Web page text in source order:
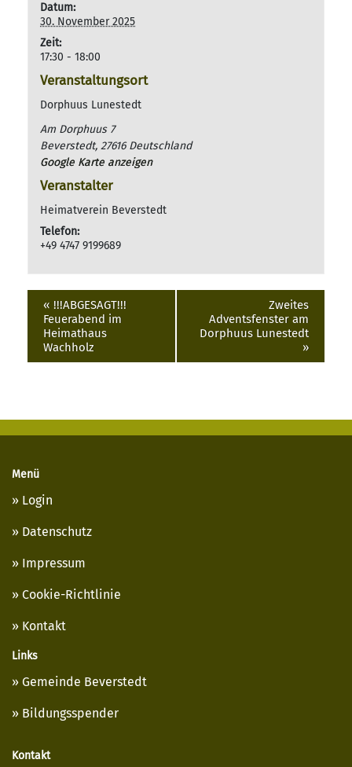
Datum:
30. November 2025
Zeit:
17:30 - 18:00
Veranstaltungsort
Dorphuus Lunestedt
Am Dorphuus 7
Beverstedt, 27616 Deutschland
Google Karte anzeigen
Veranstalter
Heimatverein Beverstedt
Telefon:
+49 4747 9199689
« !!!ABGESAGT!!!
Feuerabend im
Heimathaus
Wachholz
Zweites
Adventsfenster am
Dorphuus Lunestedt
»
Menü
Login
Datenschutz
Impressum
Cookie-Richtlinie
Kontakt
Links
Gemeinde Beverstedt
Bildungsspender
Kontakt